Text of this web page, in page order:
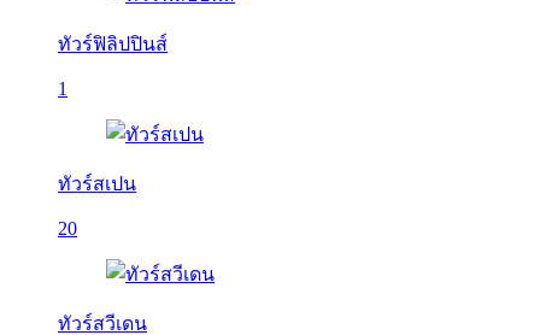
ทัวร์ฟิลิปปินส์
1
ทัวร์สเปน
20
ทัวร์สวีเดน